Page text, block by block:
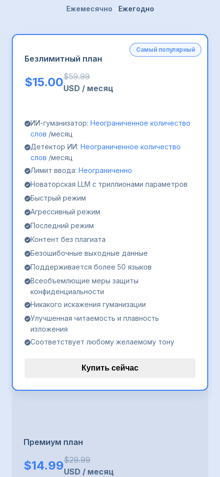
Ежемесячно Ежегодно
Самый популярный
Безлимитный план
$15.00$59.99
USD / месяц
ИИ-гуманизатор: Неограниченное количество
слов /месяц
Детектор ИИ: Неограниченное количество
слов /месяц
Лимит ввода: Неограниченно
Новаторская LLM с триллионами параметров
Быстрый режим
Агрессивный режим
Последний режим
Контент без плагиата
Безошибочные выходные данные
Поддерживается более 50 языков
Всеобъемлющие меры защиты
конфиденциальности
Никакого искажения гуманизации
Улучшенная читаемость и плавность
изложения
Соответствует любому желаемому тону
Купить сейчас
Премиум план
$14.99$29.99
USD / месяц